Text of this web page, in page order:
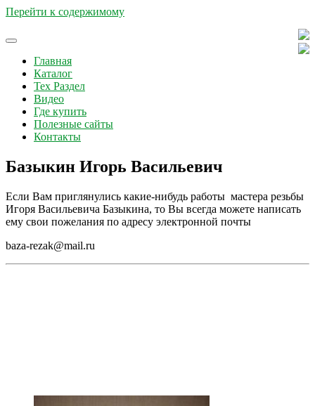
Перейти к содержимому
Profil-tools
Profil-tools является производителем
бормашин профиль, а также
сопутствующих изделий и некоторых
дополнительных приспособлений. На
странице "Тех Раздел" размещена
наших изделий. Кроме того вы здесь
приобрести нашу продукцию, а также
найти окно обратной связи в разделе
"Контакты". Желаем вам приятного
просмотра! :-)
Главная
Каталог
Тех Раздел
Видео
Где купить
Полезные сайты
Контакты
Базыкин Игорь Васильевич
Если Вам приглянулись какие-нибудь работы мастера резьбы
Игоря Васильевича Базыкина, то Вы всегда можете написать
ему свои пожелания по адресу электронной почты
baza-rezak@mail.ru